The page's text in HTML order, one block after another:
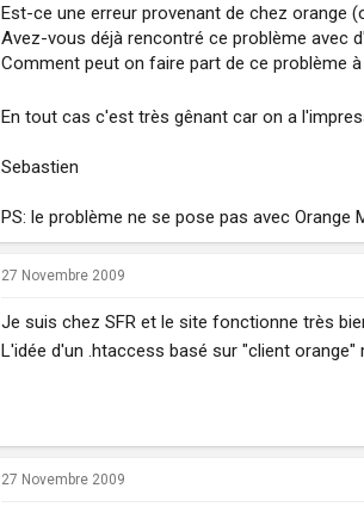
Est-ce une erreur provenant de chez orange
Avez-vous déjà rencontré ce problème avec
Comment peut on faire part de ce problème
En tout cas c'est très gênant car on a
Sebastien
PS: le problème ne se pose pas avec
27 Novembre 2009
Je suis chez SFR et le site fonctionne très
L'idée d'un .htaccess basé sur "client
27 Novembre 2009